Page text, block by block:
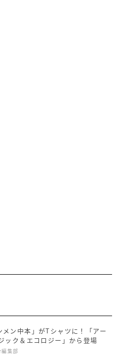
メン中本」がTシャツに！「アー
ック＆エコロジー」から登場
集部